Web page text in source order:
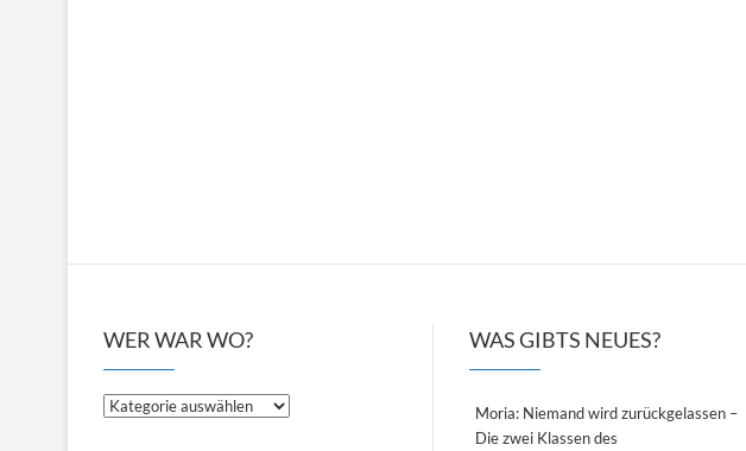
WER WAR WO?
Wer
WAS GIBTS NEUES?
Moria: Niemand wird zurückgelassen –
Die zwei Klassen des